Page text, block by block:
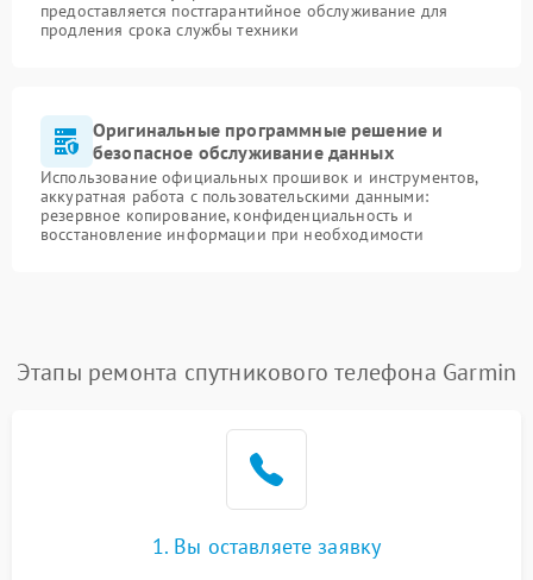
предоставляется постгарантийное обслуживание для
продления срока службы техники
Оригинальные программные решение и
безопасное обслуживание данных
Использование официальных прошивок и инструментов,
аккуратная работа с пользовательскими данными:
резервное копирование, конфиденциальность и
восстановление информации при необходимости
Этапы ремонта спутникового телефона Garmin
1. Вы оставляете заявку